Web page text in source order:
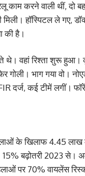
करने वाली थीं, दो
हॉस्पिटल ले गए,
की है।
वहां रिश्ता शुरू हुआ।
भाग गया वो।
दर्ज, कई टीमें लगीं।
के खिलाफ 4.45
बढ़ोतरी 2023 से।
पर 70% वायलेंस